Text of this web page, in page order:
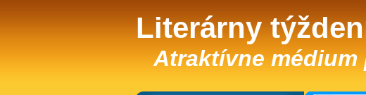
Literárny
Atraktívne